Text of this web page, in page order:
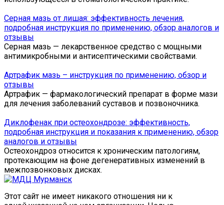
Серная мазь от лишая: эффективность лечения,
подробная инструкция по применению, обзор аналогов и
отзывы
Серная мазь — лекарственное средство с мощными
антимикробными и антисептическими свойствами.
Артрафик мазь – инструкция по применению, обзор и
отзывы
Артрафик — фармакологический препарат в форме мази
для лечения заболеваний суставов и позвоночника.
Диклофенак при остеохондрозе: эффективность,
подробная инструкция и показания к применению, обзор
аналогов и отзывы
Остеохондроз относится к хроническим патологиям,
протекающим на фоне дегенеративных изменений в
межпозвонковых дисках.
Этот сайт не имеет никакого отношения ни к